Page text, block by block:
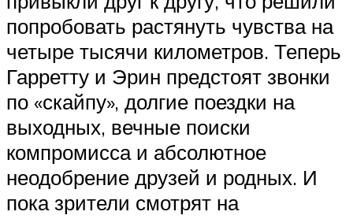
попробовать растянуть чувства на
четыре тысячи километров. Теперь
Гарретту и Эрин предстоят звонки
по «скайпу», долгие поездки на
выходных, вечные поиски
компромисса и абсолютное
неодобрение друзей и родных. И
пока зрители смотрят на